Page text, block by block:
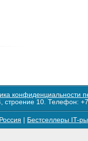
конфиденциальности
строение 10. Телефон:
Бестселлеры IT-